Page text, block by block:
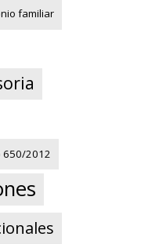
familiar
650/2012